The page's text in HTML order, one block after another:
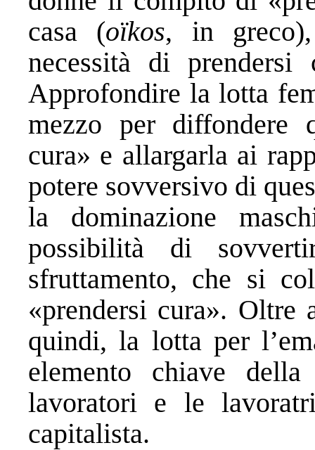
casa (oïkos, in
necessità di prendersi
Approfondire la lotta
mezzo per diffondere
cura» e allargarla ai
potere sovversivo di
la dominazione
possibilità di
sfruttamento, che si
«prendersi cura». Oltre
quindi, la lotta per
elemento chiave
lavoratori e le
capitalista.